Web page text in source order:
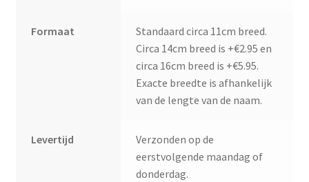
Formaat
Standaard circa 11cm breed.
Circa 14cm breed is +€2.95 en
circa 16cm breed is +€5.95.
Exacte breedte is afhankelijk
van de lengte van de naam.
Levertijd
Verzonden op de
eerstvolgende maandag of
donderdag.